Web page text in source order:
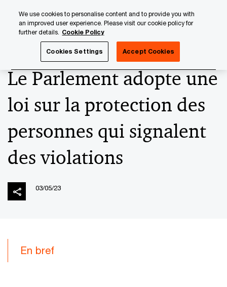
content
footer
Le Parlement adopte une
loi sur la protection des
personnes qui signalent
des violations
03/05/23
En bref
We use cookies to personalise content and to provide you with
an improved user experience. Please visit our cookie policy for
further details. Cookie Policy
Cookies Settings Accept Cookies